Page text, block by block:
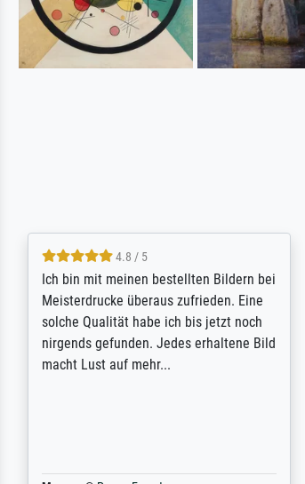
5 / 5
Rundum positive Erfahrung. Die
Ausführung des Auftrags hat eine Weile
gedauert, die angekündigte Lieferzeit
wurde aber letztlich sogar etwas
unterschritten. Die Qualität des Papiers